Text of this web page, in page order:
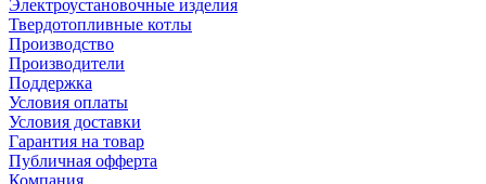
Электроустановочные изделия
Твердотопливные котлы
Производство
Производители
Поддержка
Условия оплаты
Условия доставки
Гарантия на товар
Публичная офферта
Компания